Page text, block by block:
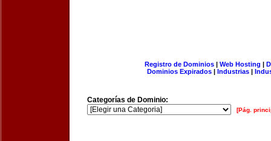
Registro de Dominios| Web Hosting |
Dominios Expirados | Industrias |
Categorías de Dominio:
[Pág.